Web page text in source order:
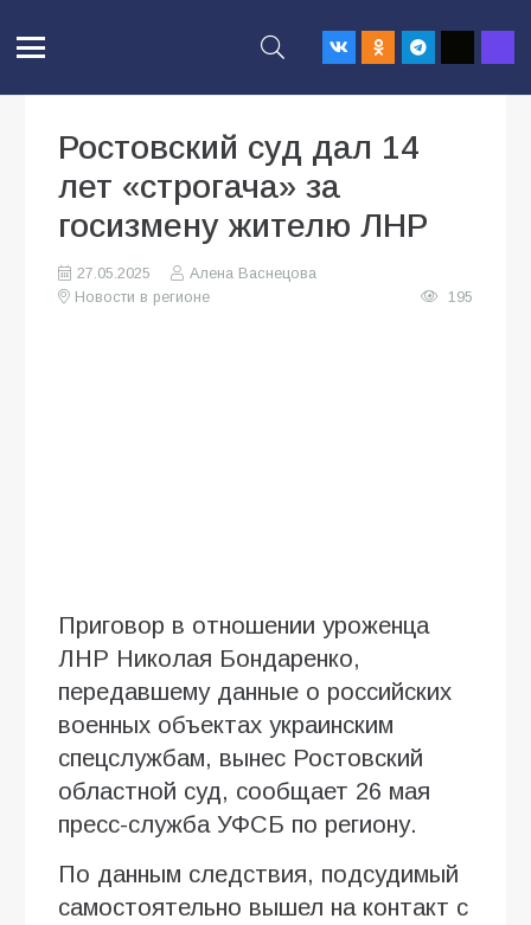
Ростовский суд дал 14
лет «строгача» за
госизмену жителю ЛНР
27.05.2025
Алена Васнецова
Новости в регионе
195
Приговор в отношении уроженца
ЛНР Николая Бондаренко,
передавшему данные о российских
военных объектах украинским
спецслужбам, вынес Ростовский
областной суд, сообщает 26 мая
пресс-служба УФСБ по региону.
По данным следствия, подсудимый
самостоятельно вышел на контакт с